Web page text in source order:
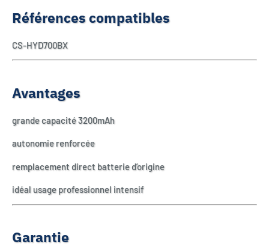
Références compatibles
CS-HYD700BX
Avantages
grande capacité 3200mAh
autonomie renforcée
remplacement direct batterie d’origine
idéal usage professionnel intensif
Garantie